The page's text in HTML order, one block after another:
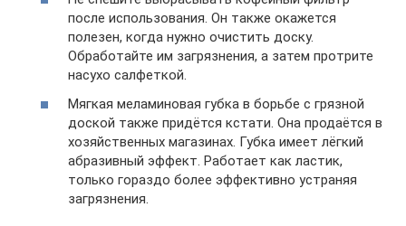
после использования. Он также окажется
полезен, когда нужно очистить доску.
Обработайте им загрязнения, а затем протрите
насухо салфеткой.
Мягкая меламиновая губка в борьбе с грязной
доской также придётся кстати. Она продаётся в
хозяйственных магазинах. Губка имеет лёгкий
абразивный эффект. Работает как ластик,
только гораздо более эффективно устраняя
загрязнения.